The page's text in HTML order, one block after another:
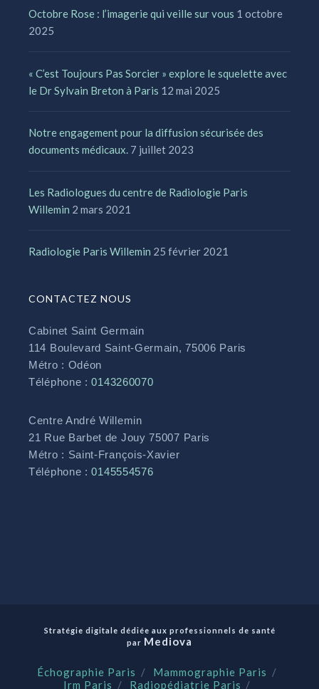
Octobre Rose : l’imagerie qui veille sur vous 1 octobre
2025
« C’est Toujours Pas Sorcier » explore le squelette avec
le Dr Sylvain Breton à Paris 12 mai 2025
Notre engagement pour la diffusion sécurisée des
documents médicaux. 7 juillet 2023
Les Radiologues du centre de Radiologie Paris
Willemin 2 mars 2021
Radiologie Paris Willemin 25 février 2021
CONTACTEZ NOUS
Cabinet Saint Germain
114 Boulevard Saint-Germain, 75006 Paris
Métro : Odéon
Téléphone :0143260070
Centre André Willemin
21 Rue Barbet de Jouy 75007 Paris
Métro : Saint-François-Xavier
Téléphone :0145554576
Stratégie digitale dédiée aux professionnels de santé
par Mediova
Échographie Paris
Mammographie Paris
Irm Paris
Radiopédiatrie Paris